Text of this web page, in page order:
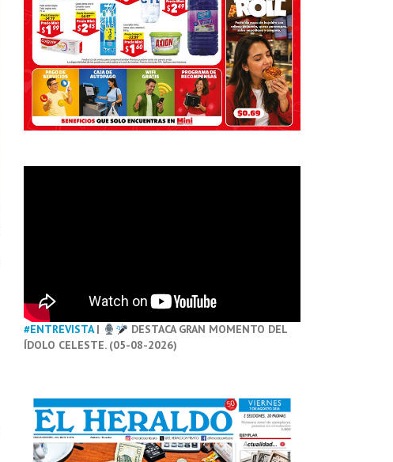
#ENTREVISTA|
DESTACA GRAN MOMENTO DEL
ÍDOLO CELESTE. (05-08-2026)